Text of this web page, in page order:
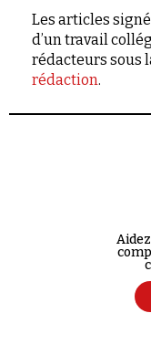
Les articles
d’un travail
rédacteurs sous
rédaction.